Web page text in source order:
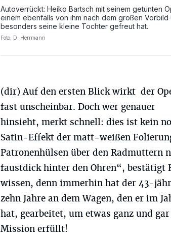
Autoverrückt: Heiko Bartsch mit seinem getunten
einem ebenfalls von ihm nach dem großen
besonders seine kleine Tochter gefreut hat.
Foto: D. Herrmann
(dir) Auf den ersten Blick wirkt der
fast unscheinbar. Doch wer genauer
hinsieht, merkt schnell: dies ist kein
Satin-Effekt der matt-weißen
Patronenhülsen über den Radmuttern
faustdick hinter den Ohren“, bestätigt
wissen, denn immerhin hat der 43-
zehn Jahre an dem Wagen, den er im
hat, gearbeitet, um etwas ganz und
Mission erfüllt!